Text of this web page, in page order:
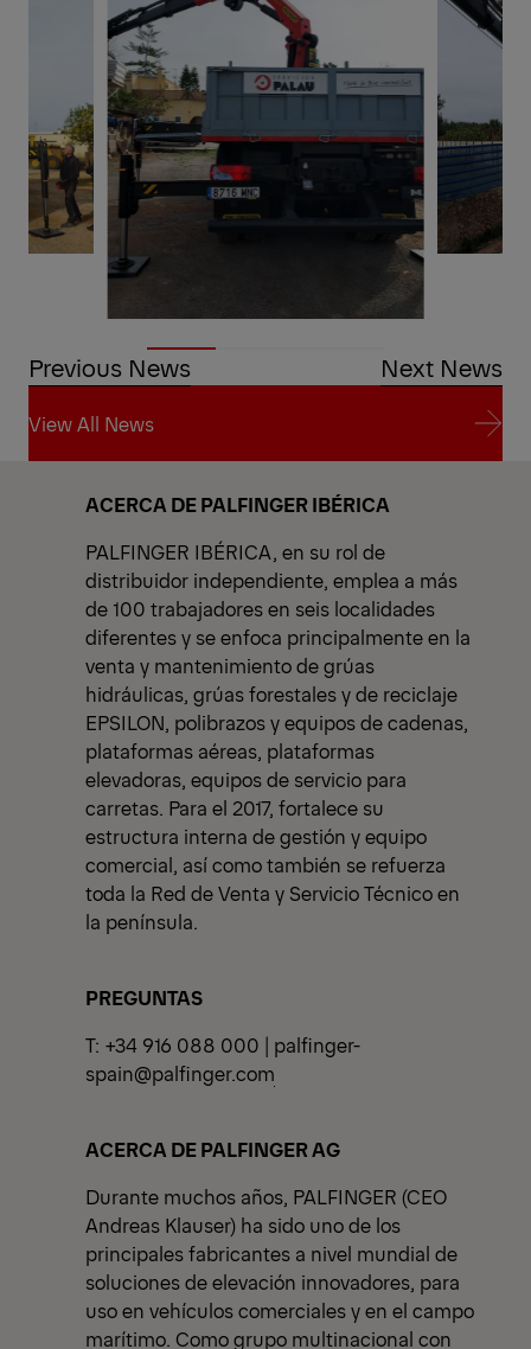
Previous News Next News
View All News
View All News
ACERCA DE PALFINGER IBÉRICA
PALFINGER IBÉRICA, en su rol de
distribuidor independiente, emplea a más
de 100 trabajadores en seis localidades
diferentes y se enfoca principalmente en la
venta y mantenimiento de grúas
hidráulicas, grúas forestales y de reciclaje
EPSILON, polibrazos y equipos de cadenas,
plataformas aéreas, plataformas
elevadoras, equipos de servicio para
carretas. Para el 2017, fortalece su
estructura interna de gestión y equipo
comercial, así como también se refuerza
toda la Red de Venta y Servicio Técnico en
la península.
PREGUNTAS
T: +34 916 088 000 | palfinger-
spain@palfinger.com
ACERCA DE PALFINGER AG
Durante muchos años, PALFINGER (CEO
Andreas Klauser) ha sido uno de los
principales fabricantes a nivel mundial de
soluciones de elevación innovadores, para
uso en vehículos comerciales y en el campo
marítimo. Como grupo multinacional con